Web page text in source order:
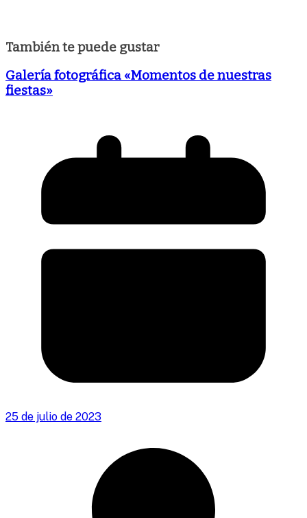
También te puede gustar
Galería fotográfica «Momentos de nuestras
fiestas»
25 de julio de 2023